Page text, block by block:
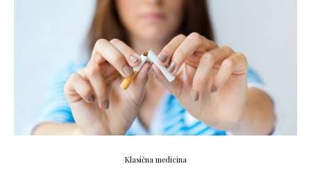
Klasična medicina